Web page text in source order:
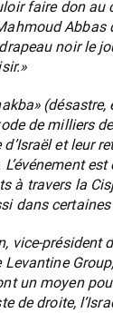
faire don au
Abbas
noir le
de milliers
d’Israël et leur
à travers la
dans
vice-président
un moyen
de droite,